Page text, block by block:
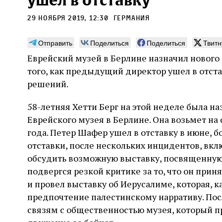
29 ноября 2019, 12:30 Германия
Отправить Поделиться Поделиться
Еврейский музей в Берлине назначил
того, как предыдущий директор ушел в
решений.
58-летняя Хетти Берг на этой неделе была
Еврейского музея в Берлине. Она возьмет
года. Петер Шафер ушел в отставку в июне,
отставки, после нескольких инцидентов,
обсудить возможную выставку,
подвергся резкой критике за то, что он
и провел выставку об Иерусалиме, которая,
предпочтение палестинскому нарративу.
связям с общественностью музея, который
Погромы 1929 года:
неделя, изменившая
судьбу еврейского ишува
Примерно за полторы недели до начала
погромов Ребе совершал поездку по святым
местам Эрец‑Исраэль. Он посетил, в
частности, Пещеру праотцев и Западную
стену. Он, несомненно, почувствовал
необычайное напряжение и сознательно
отказался приходить к Стене в Тиша бе‑Ав,
чтобы не собирать вокруг себя большое
количество хасидов и жителей города и тем
5 августа Проверено временем Александр
и
тела
день
2